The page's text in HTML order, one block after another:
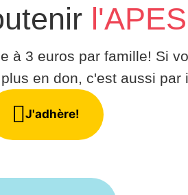
à 3 euros par famille! Si
en don, c'est aussi par
J'adhère!